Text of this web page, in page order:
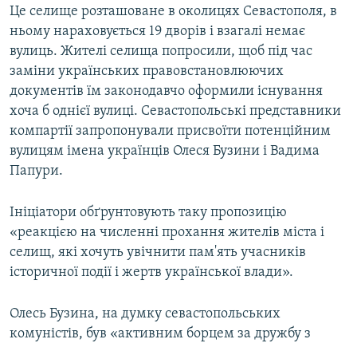
Це селище розташоване в околицях Севастополя, в
ньому нараховується 19 дворів і взагалі немає
вулиць. Жителі селища попросили, щоб під час
заміни українських правовстановлюючих
документів їм законодавчо оформили існування
хоча б однієї вулиці. Севастопольські представники
компартії запропонували присвоїти потенційним
вулицям імена українців Олеся Бузини і Вадима
Папури.
Ініціатори обґрунтовують таку пропозицію
«реакцією на численні прохання жителів міста і
селищ, які хочуть увічнити пам'ять учасників
історичної події і жертв української влади».
Олесь Бузина, на думку севастопольських
комуністів, був «активним борцем за дружбу з